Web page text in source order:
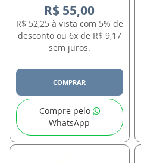
R$ 55,00
R$ 52,25 à vista com 5% de
desconto ou 6x de R$ 9,17
sem juros.
COMPRAR
Compre pelo
WhatsApp